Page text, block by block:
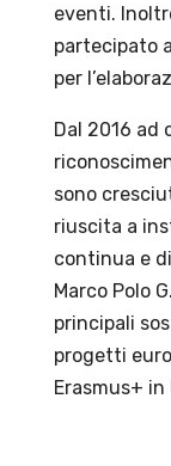
eventi.
partecipato
per
Dal 2016 ad
sono
riuscita a
continua e
Marco Polo
principali
progetti
Erasmus+